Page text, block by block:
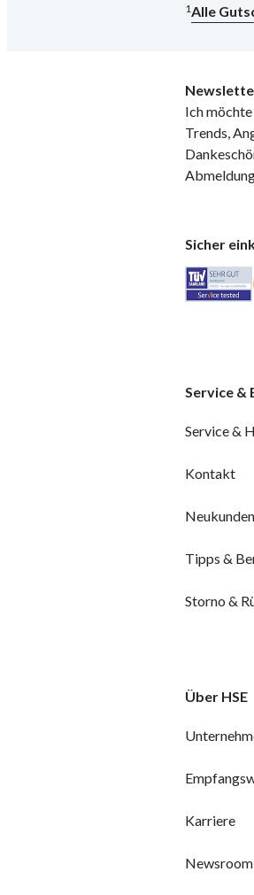
1Alle
Ich
Trends,
Sicher
Service &
Service &
Kontakt
Tipps &
Storno &
Über HSE
Karriere
Newsroom